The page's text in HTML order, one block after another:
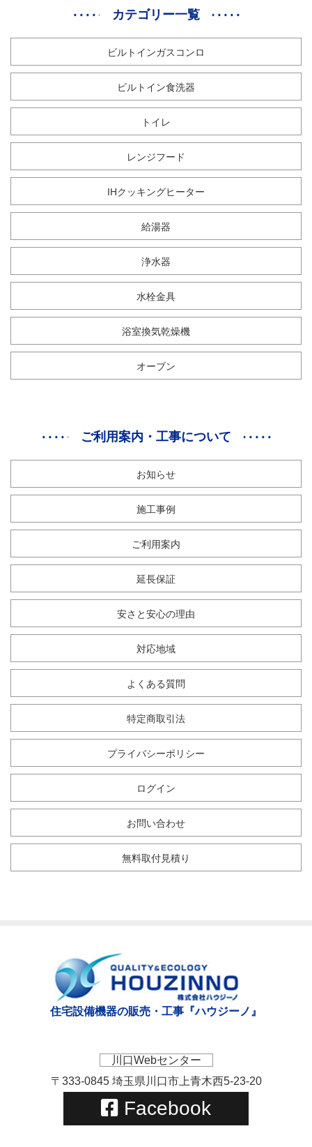
カテゴリー一覧
ビルトインガスコンロ
ビルトイン食洗器
トイレ
レンジフード
IHクッキングヒーター
給湯器
浄水器
水栓金具
浴室換気乾燥機
オーブン
ご利用案内・工事について
お知らせ
施工事例
ご利用案内
延長保証
安さと安心の理由
対応地域
よくある質問
特定商取引法
プライバシーポリシー
ログイン
お問い合わせ
無料取付見積り
住宅設備機器の販売・工事『ハウジーノ』
川口Webセンター
〒333-0845 埼玉県川口市上青木西5-23-20
Facebook